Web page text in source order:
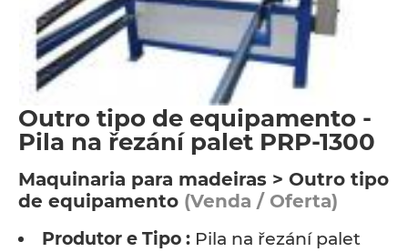
Outro tipo de equipamento -
Pila na řezání palet PRP-1300
Maquinaria para madeiras > Outro tipo
de equipamento (Venda / Oferta)
Produtor e Tipo : Pila na řezání palet